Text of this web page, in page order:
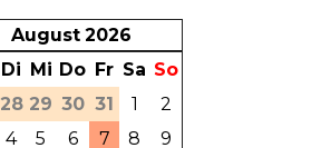
August 2026
Di Mi Do Fr Sa So
28 29 30 31 1
2
4 5 6 7 8
9